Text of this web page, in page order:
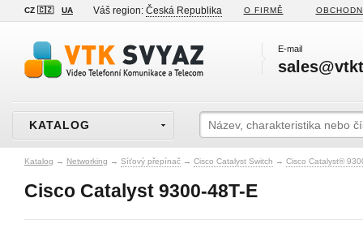
CZ 🇨🇿 UA Váš region: Česká Republika O FIRMĚ
E-mail
KATALOG
Katalog → Networking → Síťový přepínač → Cisco Catalyst Switch → Cisco Catalyst®
Cisco Catalyst 9300-48T-E